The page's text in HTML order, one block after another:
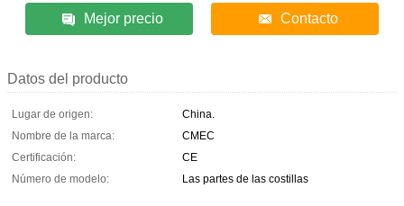
Mejor precio Contacto
Datos del producto
Lugar de origen:
China.
Nombre de la marca:
CMEC
Certificación:
CE
Número de modelo:
Las partes de las costillas